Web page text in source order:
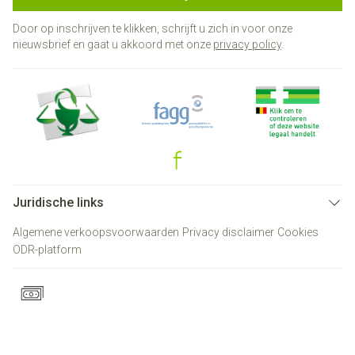
Door op inschrijven te klikken, schrijft u zich in voor onze
nieuwsbrief en gaat u akkoord met onze privacy policy.
Juridische links
Algemene verkoopsvoorwaarden Privacy disclaimer Cookies
ODR-platform